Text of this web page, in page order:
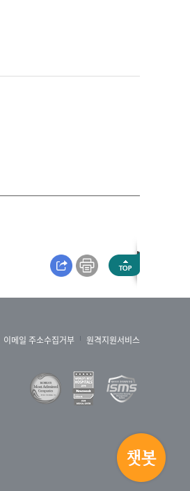
이메일 주소수집거부 원격지원서비스